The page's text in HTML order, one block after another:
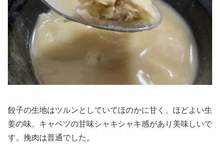
餃子の生地はツルンとしていてほのかに甘く、ほどよい生
姜の味、キャベツの甘味シャキシャキ感があり美味しいで
す。挽肉は普通でした。